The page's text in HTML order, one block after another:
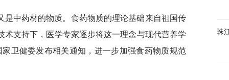
中药材的物质。食药物质的理论基础来自祖国传
术支持下，医学专家逐步将这一理念与现代营养学
卫健委发布相关通知，进一步加强食药物质规范
珠